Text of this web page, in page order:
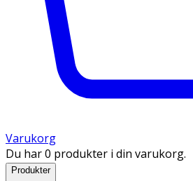
Varukorg
Du har 0 produkter i din varukorg.
Produkter